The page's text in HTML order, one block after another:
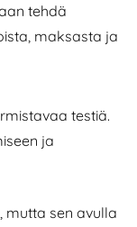
tehdä
maksasta ja
testiä.
ja
mutta sen avulla